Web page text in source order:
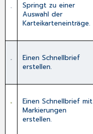
Springt zu einer
Auswahl der
Karteikarteneinträge.
Einen Schnellbrief
erstellen.
Einen Schnellbrief mit
Markierungen
erstellen.